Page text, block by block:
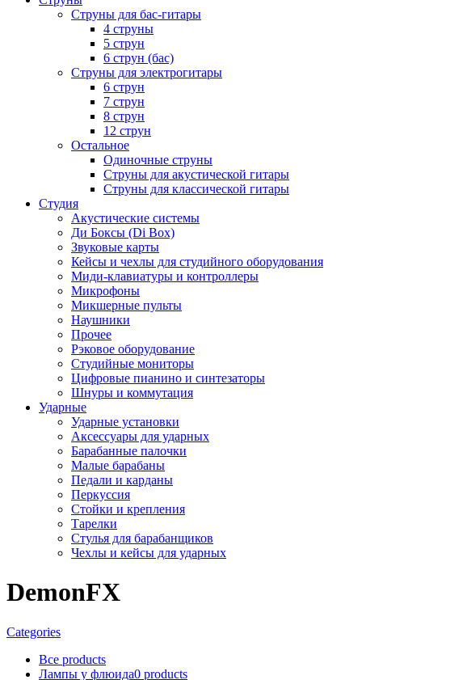
Струны для бас-гитары
4 струны
5 струн
6 струн (бас)
Струны для электрогитары
6 струн
7 струн
8 струн
12 струн
Остальное
Одиночные струны
Струны для акустической гитары
Струны для классической гитары
Студия
Акустические системы
Ди Боксы (Di Box)
Звуковые карты
Кейсы и чехлы для студийного оборудования
Миди-клавиатуры и контроллеры
Микрофоны
Микшерные пульты
Наушники
Прочее
Рэковое оборудование
Студийные мониторы
Цифровые пианино и синтезаторы
Шнуры и коммутация
Ударные
Ударные установки
Аксессуары для ударных
Барабанные палочки
Малые барабаны
Педали и карданы
Перкуссия
Стойки и крепления
Тарелки
Стулья для барабанщиков
Чехлы и кейсы для ударных
DemonFX
Categories
Все products
Лампы у флюида0 products